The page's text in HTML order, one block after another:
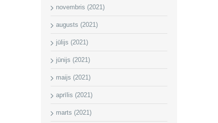
novembris (2021)
augusts (2021)
jūlijs (2021)
jūnijs (2021)
maijs (2021)
aprīlis (2021)
marts (2021)